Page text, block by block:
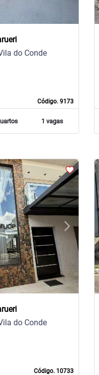
Código. 9173
do Conde
1 vagas
arrow_forward_ios
Next
Código. 10733
do Conde